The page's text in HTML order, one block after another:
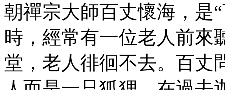
朝禪宗大師百丈懷海，是
時，經常有一位老人前來
堂，老人徘徊不去。百